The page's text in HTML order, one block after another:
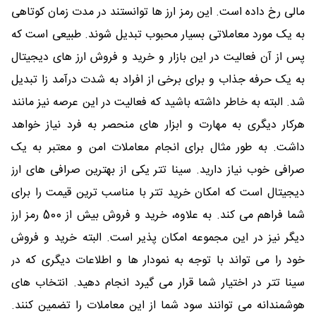
مالی رخ داده است. این رمز ارز ها توانستند در مدت زمان کوتاهی
به یک مورد معاملاتی بسیار محبوب تبدیل شوند. طبیعی است که
پس از آن فعالیت در این بازار و خرید و فروش ارز های دیجیتال
به یک حرفه جذاب و برای برخی از افراد به شدت درآمد زا تبدیل
شد. البته به خاطر داشته باشید که فعالیت در این عرصه نیز مانند
هرکار دیگری به مهارت و ابزار های منحصر به فرد نیاز خواهد
داشت. به طور مثال برای انجام معاملات امن و معتبر به یک
صرافی خوب نیاز دارید. سینا تتر یکی از بهترین صرافی های ارز
دیجیتال است که امکان خرید تتر با مناسب ترین قیمت را برای
شما فراهم می کند. به علاوه، خرید و فروش بیش از 500 رمز ارز
دیگر نیز در این مجموعه امکان پذیر است. البته خرید و فروش
خود را می تواند با توجه به نمودار ها و اطلاعات دیگری که در
سینا تتر در اختیار شما قرار می گیرد انجام دهید. انتخاب های
هوشمندانه می توانند سود شما از این معاملات را تضمین کنند.